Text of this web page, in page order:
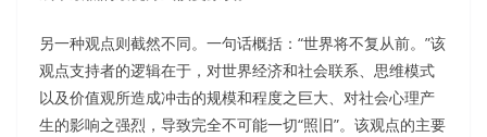
另一种观点则截然不同。一句话概括：“世界将不复从前。”该
观点支持者的逻辑在于，对世界经济和社会联系、思维模式
以及价值观所造成冲击的规模和程度之巨大、对社会心理产
生的影响之强烈，导致完全不可能一切“照旧”。该观点的主要